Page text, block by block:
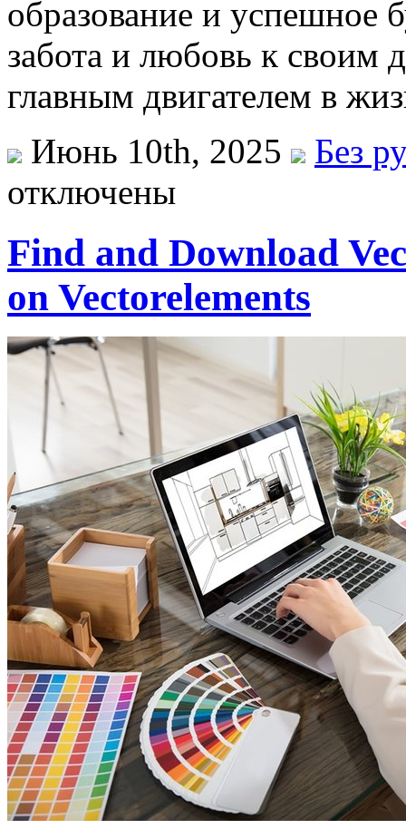
образование и успешное
забота и любовь к своим
главным двигателем в
Июнь 10th, 2025
Без
отключены
Find and Download
on Vectorelements